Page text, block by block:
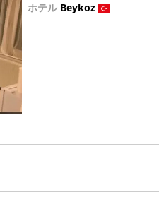
ホテル Beykoz